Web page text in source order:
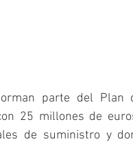
parte del Plan
25 millones de
de suministro y